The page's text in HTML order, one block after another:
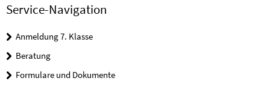
Service-Navigation
Anmeldung 7. Klasse
Beratung
Formulare und Dokumente